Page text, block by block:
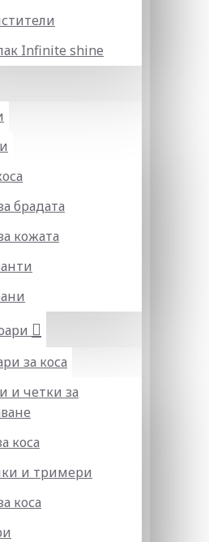
Infinite shine
брадата
кожата
за коса
и четки за
коса
и тримери
коса